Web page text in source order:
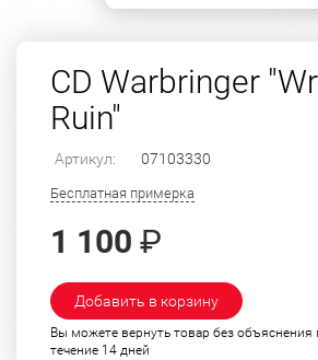
CD Warbringer
Ruin"
Артикул: 07103330
Бесплатная примерка
1 100 ₽
Добавить в корзину
Вы можете вернуть товар без объяснения
течение 14 дней